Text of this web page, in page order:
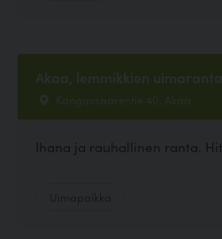
Akaa, lemmikkien uimaranta
Kangassaarentie 40, Akaa
Ihana ja rauhallinen ranta.